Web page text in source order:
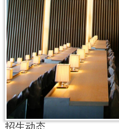
招生动态